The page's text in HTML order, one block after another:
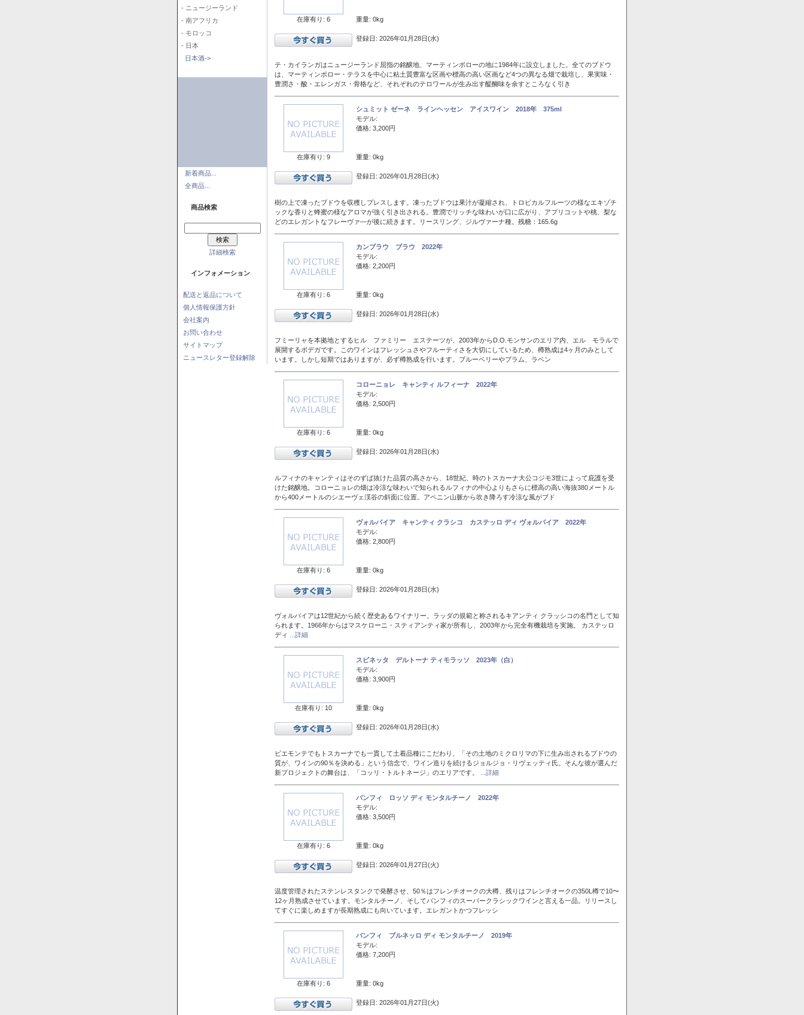
- ニュージーランド
- 南アフリカ
- モロッコ
- 日本
日本酒->
新着商品...
全商品...
商品検索
詳細検索
インフォメーション
配送と返品について
個人情報保護方針
会社案内
お問い合わせ
サイトマップ
ニュースレター登録解除
在庫有り: 6 重量: 0kg
登録日: 2026年01月28日(水)
テ・カイランガはニュージーランド屈指の銘醸地、マーティンボローの地に1984年に設立しました。全てのブドウ
は、マーティンボロー・テラスを中心に粘土質豊富な区画や標高の高い区画など4つの異なる畑で栽培し、果実味・
豊潤さ・酸・エレンガス・骨格など、それぞれのテロワールが生み出す醍醐味を余すところなく引き
在庫有り: 9
シュミット ゼーネ ラインヘッセン アイスワイン 2018年 375ml
モデル:
価格: 3,200円
重量: 0kg
登録日: 2026年01月28日(水)
樹の上で凍ったブドウを収穫しプレスします。凍ったブドウは果汁が凝縮され、トロピカルフルーツの様なエキゾチ
ックな香りと蜂蜜の様なアロマが強く引き出される。豊潤でリッチな味わいが口に広がり、アプリコットや桃、梨な
どのエレガントなフレーヴァ―が後に続きます。リースリング、ジルヴァーナ種。残糖：165.6g
在庫有り: 6
カンブラウ ブラウ 2022年
モデル:
価格: 2,200円
重量: 0kg
登録日: 2026年01月28日(水)
フミーリャを本拠地とするヒル ファミリー エステーツが、2003年からD.O.モンサンのエリア内、エル モラルで
展開するボデガです。このワインはフレッシュさやフルーティさを大切にしているため、樽熟成は4ヶ月のみとして
います。しかし短期ではありますが、必ず樽熟成を行います。ブルーベリーやプラム、ラベン
在庫有り: 6
コローニョレ キャンティ ルフィーナ 2022年
モデル:
価格: 2,500円
重量: 0kg
登録日: 2026年01月28日(水)
ルフィナのキャンティはそのずば抜けた品質の高さから、18世紀、時のトスカーナ大公コジモ3世によって庇護を受
けた銘醸地。コローニョレの畑は冷涼な味わいで知られるルフィナの中心よりもさらに標高の高い海抜380メートル
から400メートルのシエーヴェ渓谷の斜面に位置。アペニン山脈から吹き降ろす冷涼な風がブド
在庫有り: 6
ヴォルパイア キャンティ クラシコ カステッロ ディ ヴォルパイア 2022年
モデル:
価格: 2,800円
重量: 0kg
登録日: 2026年01月28日(水)
ヴォルパイアは12世紀から続く歴史あるワイナリー。ラッダの規範と称されるキアンティ クラッシコの名門として知
られます。1966年からはマスケローニ・スティアンティ家が所有し、2003年から完全有機栽培を実施。 カステッロ
ディ
...詳細
在庫有り: 10
スピネッタ デルトーナ ティモラッソ 2023年（白）
モデル:
価格: 3,900円
重量: 0kg
登録日: 2026年01月28日(水)
ピエモンテでもトスカーナでも一貫して土着品種にこだわり、「その土地のミクロリマの下に生み出されるブドウの
質が、ワインの90％を決める」という信念で、ワイン造りを続けるジョルジョ・リヴェッティ氏。そんな彼が選んだ
新プロジェクトの舞台は、「コッリ・トルトネージ」のエリアです。
...詳細
在庫有り: 6
バンフィ ロッソ ディ モンタルチーノ 2022年
モデル:
価格: 3,500円
重量: 0kg
登録日: 2026年01月27日(火)
温度管理されたステンレスタンクで発酵させ、50％はフレンチオークの大樽、残りはフレンチオークの350L樽で10〜
12ヶ月熟成させています。モンタルチーノ、そしてバンフィのスーパークラシックワインと言える一品。リリースし
てすぐに楽しめますが長期熟成にも向いています。エレガントかつフレッシ
在庫有り: 6
バンフィ ブルネッロ ディ モンタルチーノ 2019年
モデル:
価格: 7,200円
重量: 0kg
登録日: 2026年01月27日(火)